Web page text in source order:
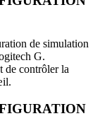
de simulation
G.
de contrôler la